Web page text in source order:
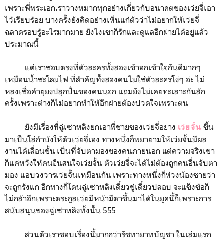
เพราะพี่พระเอกเราวางหมากทุกอย่างเกี่ยวกับอนาคตของเว่ยจี่เอา
ไว้เรียบร้อย บางครั้งยังคิดอย่างเห็นแก่ตัวว่าไม่อยากให้เว่ยจี่
ฉลาดรอบรู้อะไรมากมาย ยังไงเขาก็รักและดูแลอีกฝ่ายได้อยู่แล้ว
ประมาณนี้
แต่เราชอบตรงที่ตัวละครทั้งสองเข้าอกเข้าใจกันดีมากๆ
เหมือนน้ำชะโลมไฟ ที่สำคัญทั้งสองคนไม่ใช่ตัวละครโง่ๆ อ่ะ ไม่
หลงเชื่อคำยุยงปลุกปั่นของคนนอก แถมยังไม่เคยทะเลาะกันสัก
ครั้งเพราะต่างก็ไม่อยากทำให้อีกฝ่ายต้องปวดใจเพราะตน
ยังมีเรื่องที่ฉู่เซ่าหลิงยกเอาพี่ชายของเว่ยจี่อย่าง เว่ยจั้น ขึ้น
มาเป็นโล่กำบังให้ตัวเว่ยจี่เอง ทางหนึ่งก็พยายามให้เว่ยจั้นมีผล
งานได้เลื่อนขั้น เป็นที่จับตามองของคนภายนอก แต่ความจริงเขา
ก็แค่หวังให้คนอื่นสนใจเว่ยจั้น ตัวเว่ยจี่จะได้ไม่ต้องถูกคนอื่นจับตา
มอง แอบวงวารเว่ยจั้นเหมือนกัน เพราะทางหนึ่งก็ห่วงน้องชายว่า
จะถูกรังแก อีกทางก็โดนฉู่เซ่าหลิงเดี๋ยวขู่เดี๋ยวปลอบ จะแข็งข้อก็
ไม่กล้าอีกเพราะตระกูลเว่ยมีหน้ามีตาขึ้นมาได้ในยุคนี้ก็เพราะการ
สนับสนุนของฉู่เซ่าหลิงทั้งนั้น 555
ส่วนตัวเราชอบเรื่องนี้มากกว่ารัชทายาทบัญชา ในเล่มแรก